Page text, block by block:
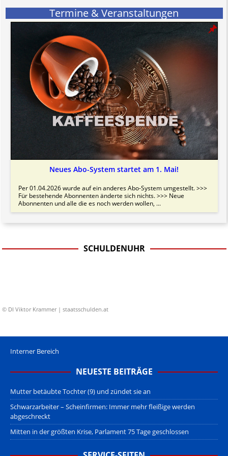
Termine & Veranstaltungen
Neues Abo-System startet am 1. Mai!
Per 01.04.2026 wurde auf ein anderes Abo-System umgestellt. >>>
Für bestehende Abonnenten änderte sich nichts. >>> Neue
Abonnenten und alle die es noch werden wollen, ...
SCHULDENUHR
© DI Viktor Krammer | staatsschulden.at
Interner Bereich
NEUESTE BEITRÄGE
Mutter betäubte Tochter (9) und zündet sie an
Schwarzarbeiter – Scheinfirmen: Immer mehr fleißige werden
abgeschreckt
Mitten in der größten Krise, Parlament 75 Tage geschlossen